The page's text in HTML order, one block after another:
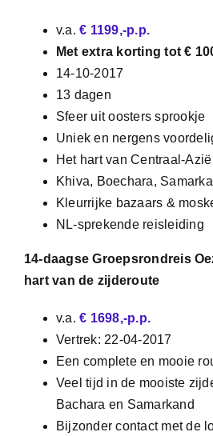
v.a.€ 1199,-p.p.
Met extra korting tot €
14-10-2017
13 dagen
Sfeer uit oosters sprookje
Uniek en nergens
Het hart van Centraal-Azië
Khiva, Boechara,
Kleurrijke bazaars &
NL-sprekende reisleiding
14-daagse Groepsrondreis
hart van de zijderoute
v.a.€ 1698,-p.p.
Vertrek: 22-04-2017
Een complete en mooie
Veel tijd in de mooiste
Bachara en Samarkand
Bijzonder contact met de